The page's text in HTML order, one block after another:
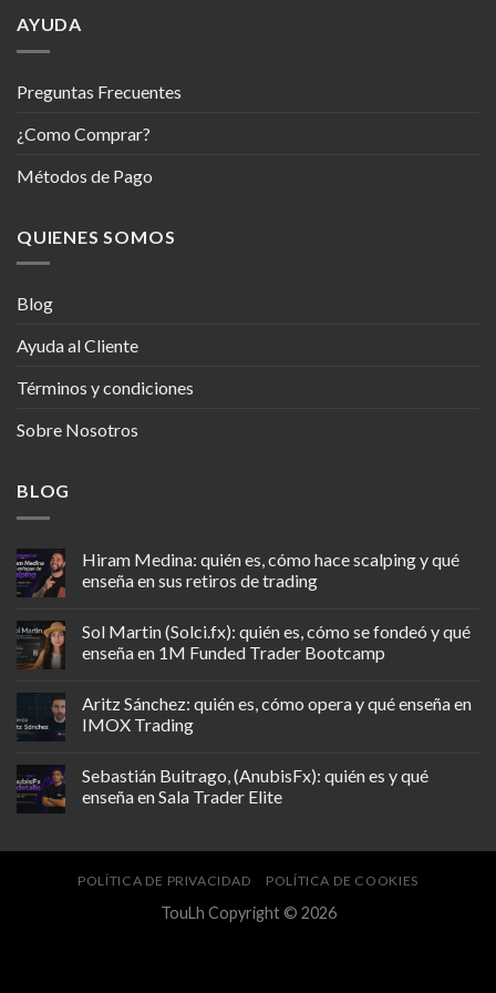
AYUDA
Preguntas Frecuentes
¿Como Comprar?
Métodos de Pago
QUIENES SOMOS
Blog
Ayuda al Cliente
Términos y condiciones
Sobre Nosotros
BLOG
Hiram Medina: quién es, cómo hace scalping y qué
enseña en sus retiros de trading
Sol Martin (Solci.fx): quién es, cómo se fondeó y qué
enseña en 1M Funded Trader Bootcamp
Aritz Sánchez: quién es, cómo opera y qué enseña en
IMOX Trading
Sebastián Buitrago, (AnubisFx): quién es y qué
enseña en Sala Trader Elite
POLÍTICA DE PRIVACIDAD POLÍTICA DE COOKIES
TouLh Copyright © 2026